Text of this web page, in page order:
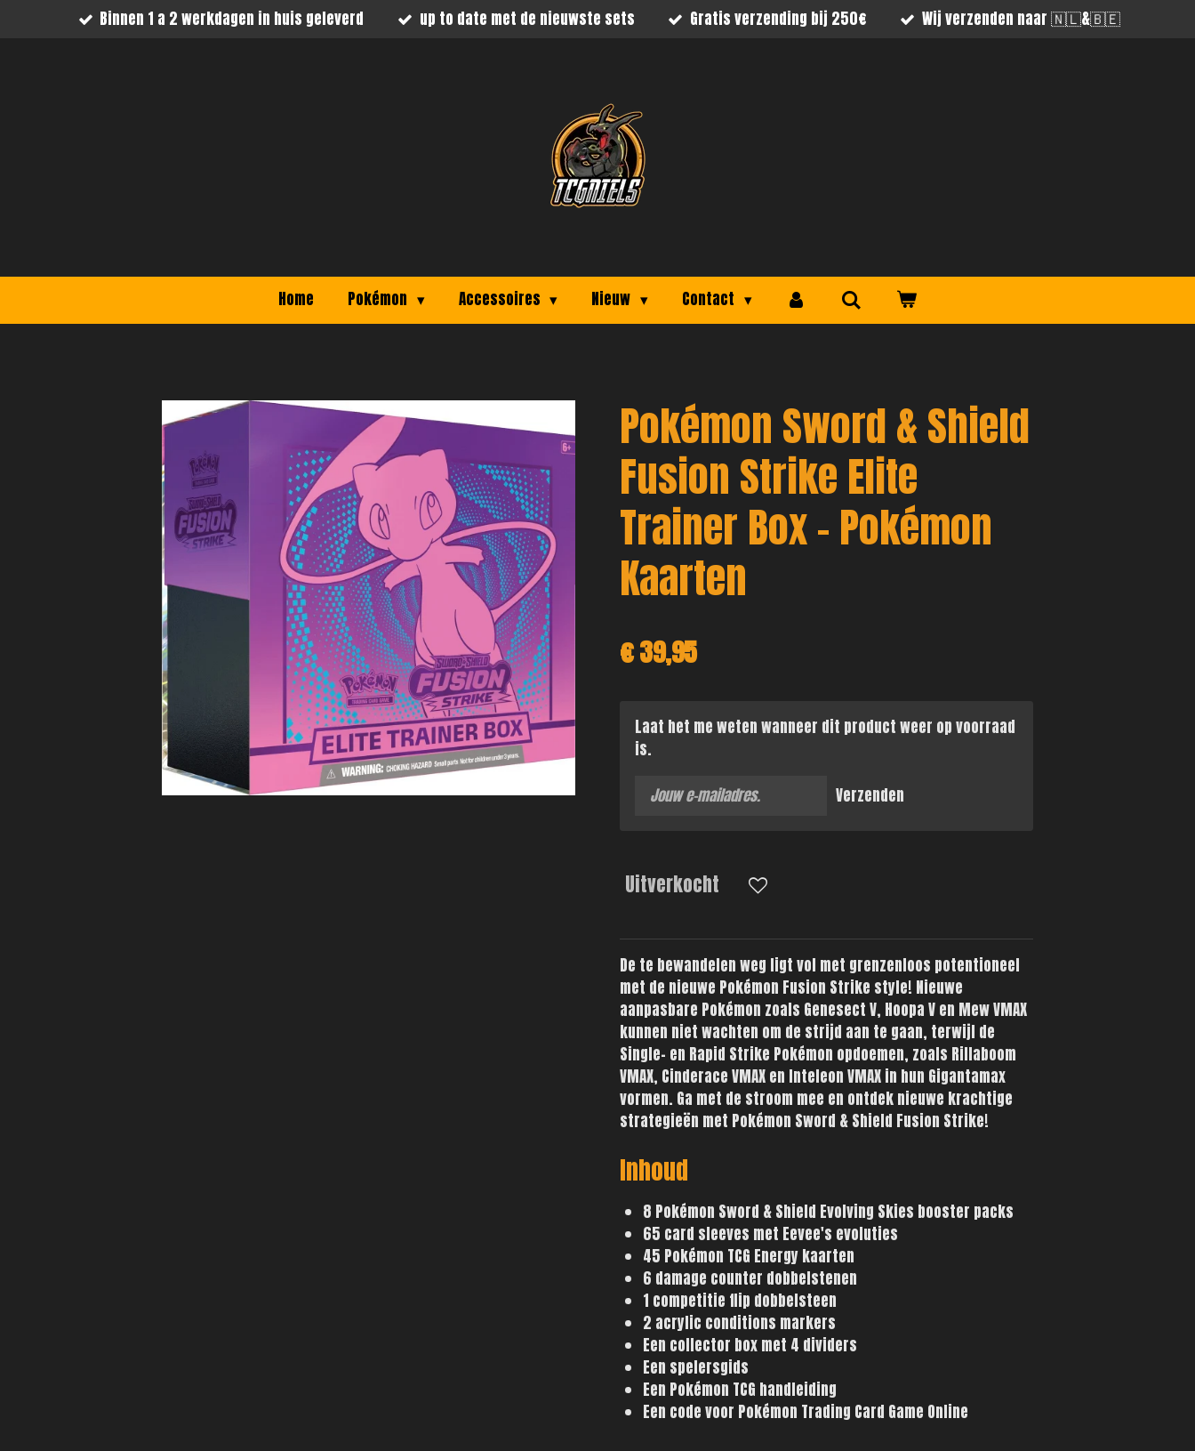
Binnen 1 a 2 werkdagen in huis geleverd up to date met de nieuwste sets Gratis verzending bij 250€ Wij verzenden naar 🇳🇱&🇧🇪
Home Pokémon Accessoires Nieuw Contact
Pokémon Sword & Shield
Fusion Strike Elite
Trainer Box - Pokémon
Kaarten
€ 39,95
Laat het me weten wanneer dit product weer op voorraad
is.
Verzenden
Uitverkocht
De te bewandelen weg ligt vol met grenzenloos potentioneel
met de nieuwe Pokémon Fusion Strike style! Nieuwe
aanpasbare Pokémon zoals Genesect V, Hoopa V en Mew VMAX
kunnen niet wachten om de strijd aan te gaan, terwijl de
Single- en Rapid Strike Pokémon opdoemen, zoals Rillaboom
VMAX, Cinderace VMAX en Inteleon VMAX in hun Gigantamax
vormen. Ga met de stroom mee en ontdek nieuwe krachtige
strategieën met Pokémon Sword & Shield Fusion Strike!
Inhoud
8 Pokémon Sword & Shield Evolving Skies booster packs
65 card sleeves met Eevee's evoluties
45 Pokémon TCG Energy kaarten
6 damage counter dobbelstenen
1 competitie flip dobbelsteen
2 acrylic conditions markers
Een collector box met 4 dividers
Een spelersgids
Een Pokémon TCG handleiding
Een code voor Pokémon Trading Card Game Online